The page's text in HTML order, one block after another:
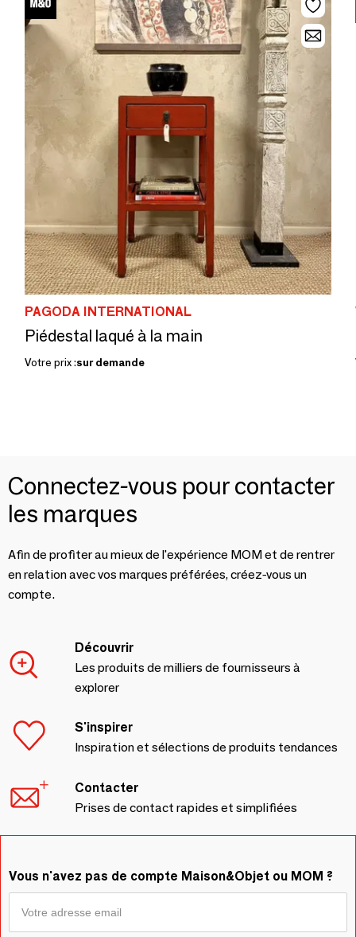
PAGODA INTERNATIONAL
Piédestal laqué à la main
Votre prix :sur demande
Connectez-vous pour contacter
les marques
Afin de profiter au mieux de l'expérience MOM et de rentrer
en relation avec vos marques préférées, créez-vous un
compte.
Découvrir
Les produits de milliers de fournisseurs à
explorer
S'inspirer
Inspiration et sélections de produits tendances
Contacter
Prises de contact rapides et simplifiées
Vous n'avez pas de compte Maison&Objet ou MOM ?